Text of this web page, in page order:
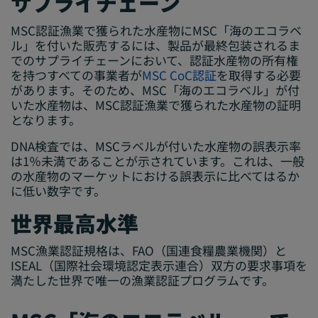
MSC認証漁業で獲られた水産物にMSC「海のエコラベ
ル」を付いた販売するには、製品が最終包装されるま
でのサプライチェーンにおいて、認証水産物の所有権
を持つすべての事業者がMSC CoC認証を取得する必要
があります。そのため、MSC「海のエコラベル」が付
いた水産物は、MSC認証漁業で獲られた水産物の証明
となります。
DNA検査では、MSCラベルが付いた水産物の誤表示率
は1％未満であることが示されています。これは、一般
の水産物のマーケットにおける誤表示に比べてはるか
に低い数字です。
世界最高水準
MSC漁業認証規格は、FAO（国連食糧農業機関）と
ISEAL（国際社会環境認定表示連合）双方の要求事項を
満たした世界で唯一の漁業認証プログラムです。